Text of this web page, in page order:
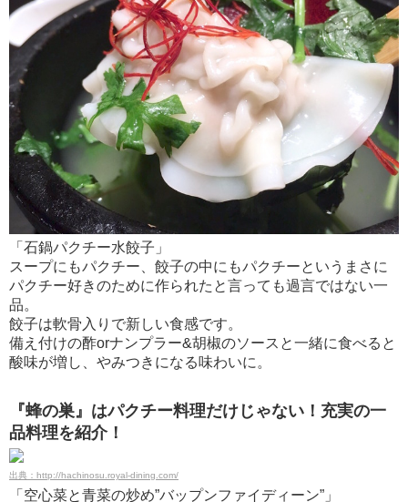
「石鍋パクチー水餃子」
スープにもパクチー、餃子の中にもパクチーというまさに
パクチー好きのために作られたと言っても過言ではない一
品。
餃子は軟骨入りで新しい食感です。
備え付けの酢orナンプラー&胡椒のソースと一緒に食べると
酸味が増し、やみつきになる味わいに。
『蜂の巣』はパクチー料理だけじゃない！充実の一
品料理を紹介！
出典：http://hachinosu.royal-dining.com/
「空心菜と青菜の炒め”バップンファイディーン”」